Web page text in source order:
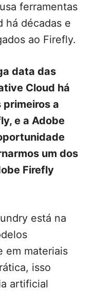
ferramentas
há décadas e
ao Firefly.
data das
Cloud há
primeiros a
e a Adobe
um dos
Firefly
está na
em materiais
isso
artificial